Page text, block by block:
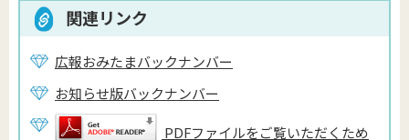
関連リンク
広報おみたまバックナンバー
お知らせ版バックナンバー
PDFファイルをご覧いただくため